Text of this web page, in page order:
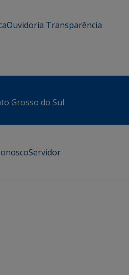
Ouvidoria Transparência
Grosso do Sul
Servidor